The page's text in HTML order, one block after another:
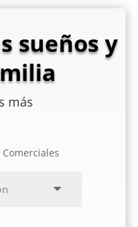
sueños y
más